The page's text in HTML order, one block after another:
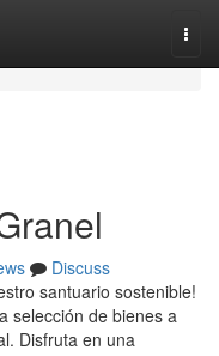
Discuss
santuario sostenible!
selección de bienes a
Disfruta en una